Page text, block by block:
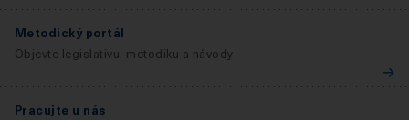
Metodický portál
Objevte legislativu, metodiku a návody
Pracujte u nás